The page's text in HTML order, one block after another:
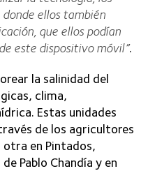
ellos también
que ellos podían
este dispositivo móvil”.
la salinidad del
clima,
Estas unidades
de los agricultores
otra en Pintados,
Pablo Chandía y en